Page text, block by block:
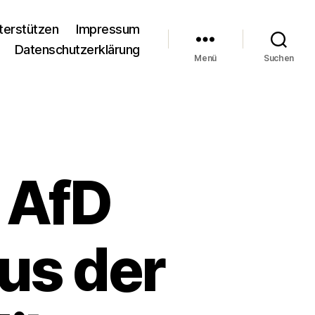
Impressum
Datenschutzerklärung
Menü Suchen
der